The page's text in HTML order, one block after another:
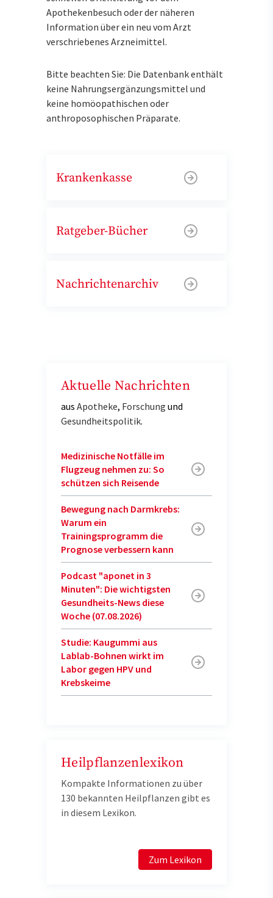
Apothekenbesuch oder der näheren
Information über ein neu vom Arzt
verschriebenes Arzneimittel.
Bitte beachten Sie: Die Datenbank enthält
keine Nahrungsergänzungsmittel und
keine homöopathischen oder
anthroposophischen Präparate.
Krankenkasse
Ratgeber-Bücher
Nachrichtenarchiv
Aktuelle Nachrichten
aus Apotheke, Forschung und
Gesundheitspolitik.
Medizinische Notfälle im
Flugzeug nehmen zu: So
schützen sich Reisende
Bewegung nach Darmkrebs:
Warum ein
Trainingsprogramm die
Prognose verbessern kann
Podcast "aponet in 3
Minuten": Die wichtigsten
Gesundheits-News diese
Woche (07.08.2026)
Studie: Kaugummi aus
Lablab-Bohnen wirkt im
Labor gegen HPV und
Krebskeime
Heilpflanzenlexikon
Kompakte Informationen zu über
130 bekannten Heilpflanzen gibt es
in diesem Lexikon.
Zum Lexikon